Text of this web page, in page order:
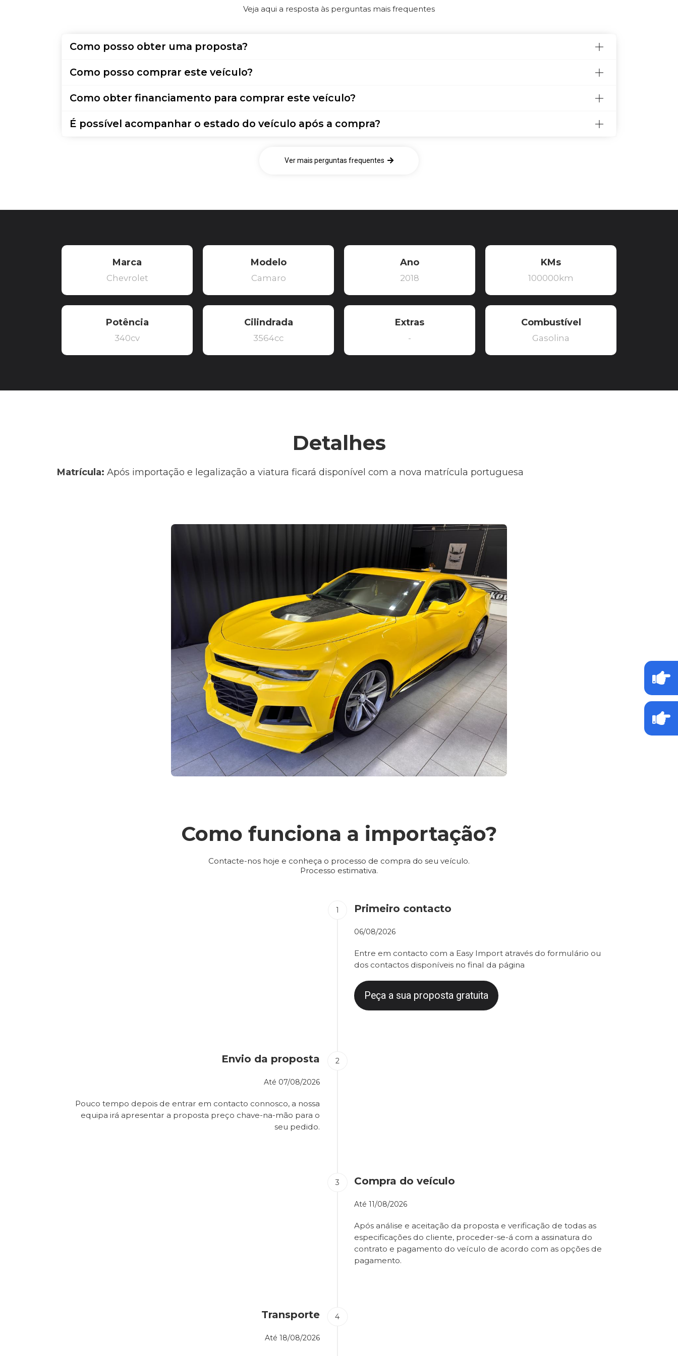
Veja aqui a resposta às perguntas mais frequentes
Como posso obter uma proposta?
Como posso comprar este veículo?
Como obter financiamento para comprar este veículo?
É possível acompanhar o estado do veículo após a compra?
Ver mais perguntas frequentes
Marca
Chevrolet
Modelo
Camaro
Ano
2018
KMs
100000km
Potência
340cv
Cilindrada
3564cc
Extras
-
Combustível
Gasolina
Detalhes
Matrícula: Após importação e legalização a viatura ficará disponível com a nova matrícula portuguesa
Como funciona a importação?
Contacte-nos hoje e conheça o processo de compra do seu veículo.
Processo estimativa.
Primeiro contacto
06/08/2026
Entre em contacto com a Easy Import através do formulário ou
dos contactos disponíveis no final da página
Peça a sua proposta gratuita
Envio da proposta
Até 07/08/2026
Pouco tempo depois de entrar em contacto connosco, a nossa
equipa irá apresentar a proposta preço chave-na-mão para o
seu pedido.
Compra do veículo
Até 11/08/2026
Após análise e aceitação da proposta e verificação de todas as
especificações do cliente, proceder-se-á com a assinatura do
contrato e pagamento do veículo de acordo com as opções de
pagamento.
Transporte
Até 18/08/2026